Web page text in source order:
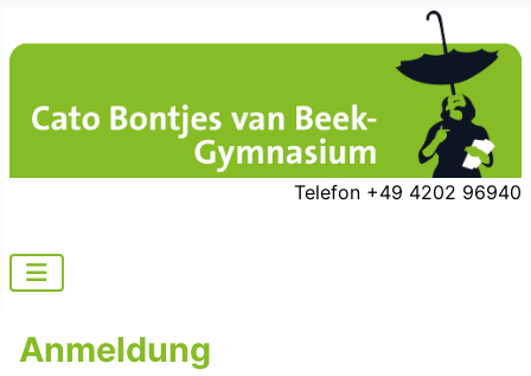
Telefon +49 4202 96940
Anmeldung